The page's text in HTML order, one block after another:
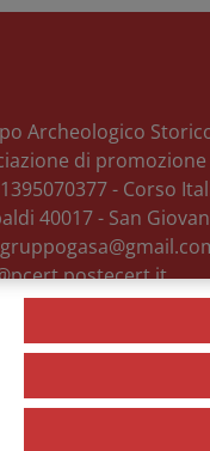
Archeologico
di
- Corso
40017- San